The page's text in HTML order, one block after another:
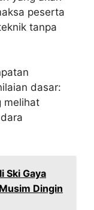
peserta
tanpa
dasar:
melihat
Ski Gaya
Dingin